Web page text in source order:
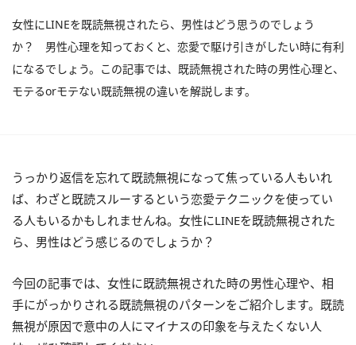
女性にLINEを既読無視されたら、男性はどう思うのでしょう
か？ 男性心理を知っておくと、恋愛で駆け引きがしたい時に有利
になるでしょう。この記事では、既読無視された時の男性心理と、
モテるorモテない既読無視の違いを解説します。
うっかり返信を忘れて既読無視になって焦っている人もいれ
ば、わざと既読スルーするという恋愛テクニックを使ってい
る人もいるかもしれませんね。女性にLINEを既読無視された
ら、男性はどう感じるのでしょうか？
今回の記事では、女性に既読無視された時の男性心理や、相
手にがっかりされる既読無視のパターンをご紹介します。既読
無視が原因で意中の人にマイナスの印象を与えたくない人